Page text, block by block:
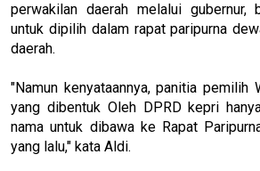
perwakilan daerah melalui gubernur,
untuk dipilih dalam rapat paripurna
daerah.
"Namun kenyataannya, panitia pemilih
yang dibentuk Oleh DPRD kepri
nama untuk dibawa ke Rapat
yang lalu," kata Aldi.